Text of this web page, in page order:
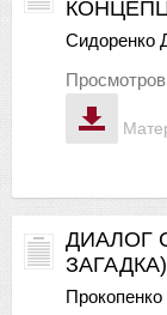
Сидоренко
ДИАЛОГ
ЗАГАДКА)